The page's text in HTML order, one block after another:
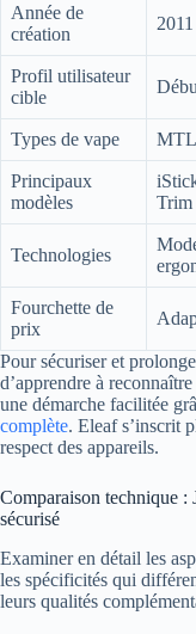
Année de
création
2011
Profil utilisateur
cible
Types de vape MTL
Principaux
modèles
Trim
Technologies
Fourchette de
prix
Pour sécuriser et
d’apprendre à
une démarche facilitée
complète. Eleaf s’inscrit
respect des appareils.
Comparaison technique :
sécurisé
Examiner en détail les
les spécificités qui
leurs qualités